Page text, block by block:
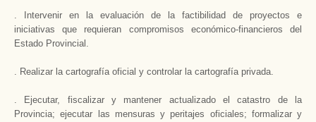
. Intervenir en la evaluación de la factibilidad de proyectos e
iniciativas que requieran compromisos económico-financieros del
Estado Provincial.
. Realizar la cartografía oficial y controlar la cartografía privada.
. Ejecutar, fiscalizar y mantener actualizado el catastro de la
Provincia; ejecutar las mensuras y peritajes oficiales; formalizar y